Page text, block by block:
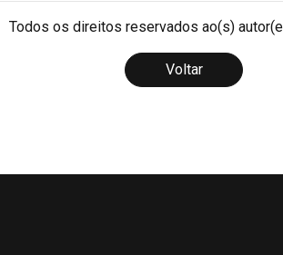
Todos os direitos reservados ao(s)
Voltar